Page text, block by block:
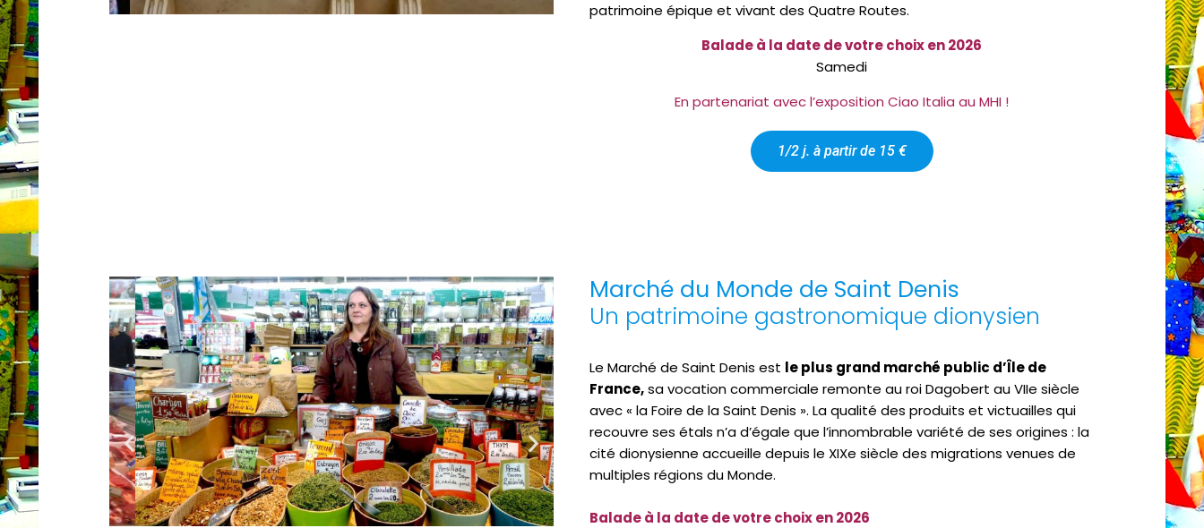
patrimoine épique et vivant des Quatre Routes.
Balade à la date de votre choix en 2026
Samedi
En partenariat avec l’exposition Ciao Italia au MHI !
1/2 j. à partir de 15 €
Marché du Monde de Saint Denis
Un patrimoine gastronomique dionysien
Le Marché de Saint Denis est le plus grand marché public d’Île de
France,sa vocation commerciale remonte au roi Dagobert au VIIe siècle
avec « la Foire de la Saint Denis ». La qualité des produits et victuailles qui
recouvre ses étals n’a d’égale que l’innombrable variété de ses origines : la
cité dionysienne accueille depuis le XIXe siècle des migrations venues de
multiples régions du Monde.
Balade à la date de votre choix en 2026